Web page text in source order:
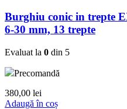
Burghiu conic in trepte
6-30 mm, 13 trepte
Evaluat la 0 din 5
Precomandă
380,00 lei
Adaugă în coș